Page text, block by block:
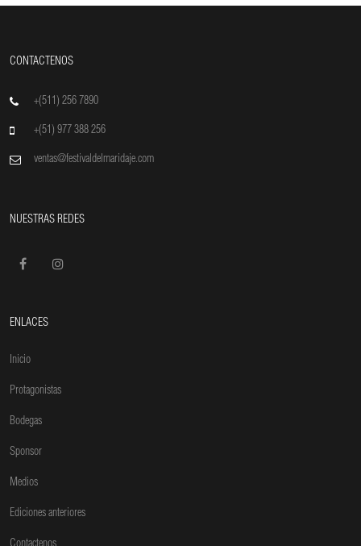
CONTACTENOS
+(511) 256 7890
+(51) 977 388 256
ventas@festivaldelmaridaje.com
NUESTRAS REDES
ENLACES
Inicio
Protagonistas
Bodegas
Sponsor
Medios
Ediciones anteriores
Contactenos